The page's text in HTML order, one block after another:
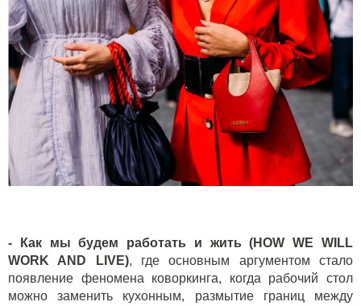
- Как мы будем работать и жить (HOW WE WILL
WORK AND LIVE), где основным аргументом стало
появление феномена коворкинга, когда рабочий стол
можно заменить кухонным, размытие границ между